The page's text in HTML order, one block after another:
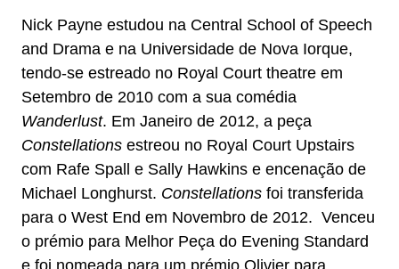
Nick Payne estudou na Central School of Speech
and Drama e na Universidade de Nova Iorque,
tendo-se estreado no Royal Court theatre em
Setembro de 2010 com a sua comédia
Wanderlust. Em Janeiro de 2012, a peça
Constellationsestreou no Royal Court Upstairs
com Rafe Spall e Sally Hawkins e encenação de
Michael Longhurst. Constellationsfoi transferida
para o West End em Novembro de 2012. Venceu
o prémio para Melhor Peça do Evening Standard